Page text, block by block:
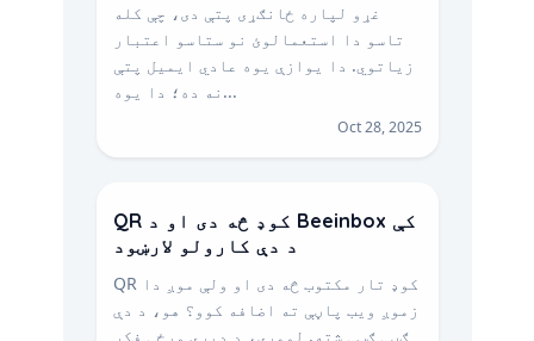
غړو لپاره ځانګړی پتې دی، چې کله
تاسو دا استعمالوئ نو ستاسو اعتبار
زیاتوي. دا یوازې یوه عادي ایمیل پتې
نه ده؛ دا یوه...
Oct 28, 2025
QR کوډ څه دی او د Beeinbox کې
د دې کارولو لارښود
QR کوډ تار مکتوب څه دی او ولې موږ دا
زموږ ویب پاڼې ته اضافه کوو؟ هو، د دې
ګڼې ګټې شته. لومړی، د ډېرې ورځې فکر